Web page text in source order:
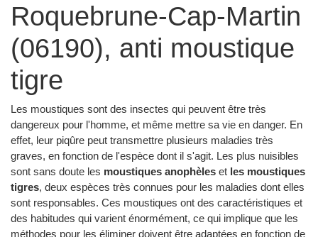
Roquebrune-Cap-Martin
(06190), anti moustique
tigre
Les moustiques sont des insectes qui peuvent être très
dangereux pour l'homme, et même mettre sa vie en danger. En
effet, leur piqûre peut transmettre plusieurs maladies très
graves, en fonction de l'espèce dont il s'agit. Les plus nuisibles
sont sans doute les moustiques anophèles et les moustiques
tigres, deux espèces très connues pour les maladies dont elles
sont responsables. Ces moustiques ont des caractéristiques et
des habitudes qui varient énormément, ce qui implique que les
méthodes pour les éliminer doivent être adaptées en fonction de